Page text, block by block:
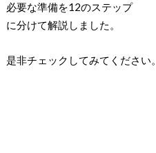
必要な準備を12のステップ
に分けて解説しました。
是非チェックしてみてください。